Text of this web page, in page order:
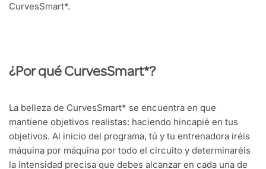
CurvesSmart*.
¿Por qué CurvesSmart*?
La belleza de CurvesSmart* se encuentra en que
mantiene objetivos realistas: haciendo hincapié en tus
objetivos. Al inicio del programa, tú y tu entrenadora iréis
máquina por máquina por todo el circuito y determinaréis
la intensidad precisa que debes alcanzar en cada una de